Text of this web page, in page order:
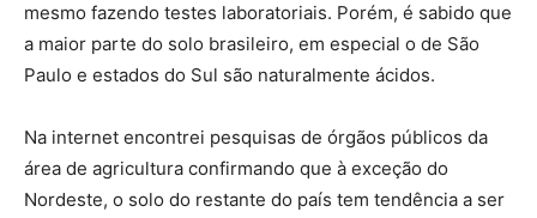
mesmo fazendo testes laboratoriais. Porém, é sabido que
a maior parte do solo brasileiro, em especial o de São
Paulo e estados do Sul são naturalmente ácidos.
Na internet encontrei pesquisas de órgãos públicos da
área de agricultura confirmando que à exceção do
Nordeste, o solo do restante do país tem tendência a ser